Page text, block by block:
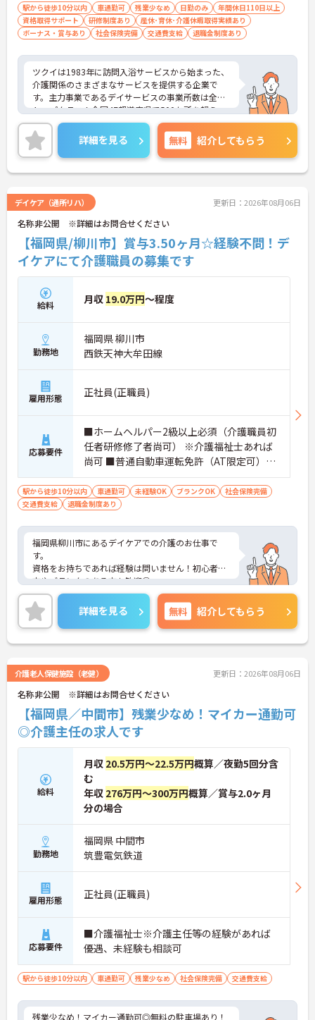
駅から徒歩10分以内 車通勤可 残業少なめ 日勤のみ
年間休日110日以上
資格取得サポート
研修制度あり
産休･育休･介護休暇取得実績あり
ボーナス・賞与あり
社会保険完備 交通費支給 退職金制度あり
ツクイは1983年に訪問入浴サービスから始まった、
介護関係のさまざまなサービスを提供する企業で
す。主力事業であるデイサービスの事業所数は全国
トップクラス！全国47都道府県で500か所を超え、
お客様が住み慣れた地域で自分らしく最期まで暮ら
すことができるよう活動を行っています。また、福
利厚生の充実・活用に力を入れる企業として福利厚
生表彰・認証制度である「ハタラクエール」に2021
年に認証されています。
詳細を見る 無料 紹介してもらう
デイケア（通所リハ） 更新日：2026年08月06日
名称非公開 ※詳細はお問合せください
【福岡県/柳川市】賞与3.50ヶ月☆経験不問！デ
イケアにて介護職員の募集です
給料 月収 19.0万円～程度
勤務地
福岡県 柳川市
西鉄天神大牟田線
雇用形態 正社員(正職員)
応募要件
■ホームヘルパー2級以上必須（介護職員初
任者研修修了者尚可） ※介護福祉士あれば
尚可 ■普通自動車運転免許（AT限定可）必
須 ■経験不問
駅から徒歩10分以内 車通勤可 未経験OK ブランクOK
社会保険完備
交通費支給
退職金制度あり
福岡県柳川市にあるデイケアでの介護のお仕事で
す。
資格をお持ちであれば経験は問いません！初心者の
方やブランクのある方も歓迎◎
育児休業や看護休暇の取得実績がありますので、ラ
イフステージに応じて長くお仕事を続けていくこと
ができます☆
駐車場が完備されていて、マイカー通勤が可能なた
め、通勤に便利です。
さい。更に詳細などお伝えします。
詳細を見る 無料 紹介してもらう
介護老人保健施設（老健） 更新日：2026年08月06日
名称非公開 ※詳細はお問合せください
【福岡県／中間市】残業少なめ！マイカー通勤可
◎介護主任の求人です
給料
月収 20.5万円～22.5万円概算／夜勤5回分含
む
年収 276万円～300万円概算／賞与2.0ヶ月
分の場合
勤務地
福岡県 中間市
筑豊電気鉄道
雇用形態 正社員(正職員)
応募要件
■介護福祉士※介護主任等の経験があれば
優遇、未経験も相談可
駅から徒歩10分以内 車通勤可 残業少なめ 社会保険完備 交通費支給
残業少なめ！マイカー通勤可◎無料の駐車場あり！